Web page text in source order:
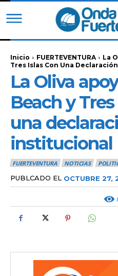
Inicio FUERTEVENTURA
La
Tres Islas Con Una
La Oliva
Beach y
una
institucional
FUERTEVENTURA NOTICIAS
PUBLCADO EL OCTUBRE 27,